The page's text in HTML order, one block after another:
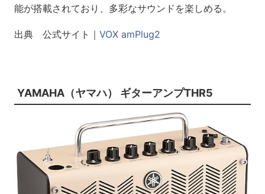
能が搭載されており、多彩なサウンドを楽しめる。
出典 公式サイト｜ VOX amPlug2
YAMAHA（ヤマハ） ギターアンプTHR5